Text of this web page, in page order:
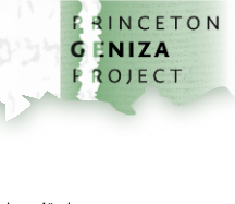
إلى المحتوى الرئيسي
الرئيسية